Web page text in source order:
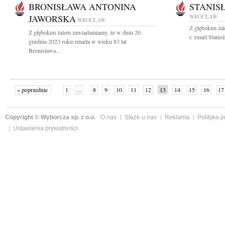
BRONISŁAWA ANTONINA
JAWORSKA WROCŁAW
Z głębokim żalem zawiadamiamy, że w dniu 20
grudnia 2023 roku zmarła w wieku 83 lat
Bronisława...
WROCŁAW
Z głębokim
r. zmarł
« poprzednie 1 ... 8 9 10 11 12 13 14 15 16 17
Copyright © Wyborcza sp. z o.o. O nas Staże u nas Reklama
Polityka
Ustawienia prywatności